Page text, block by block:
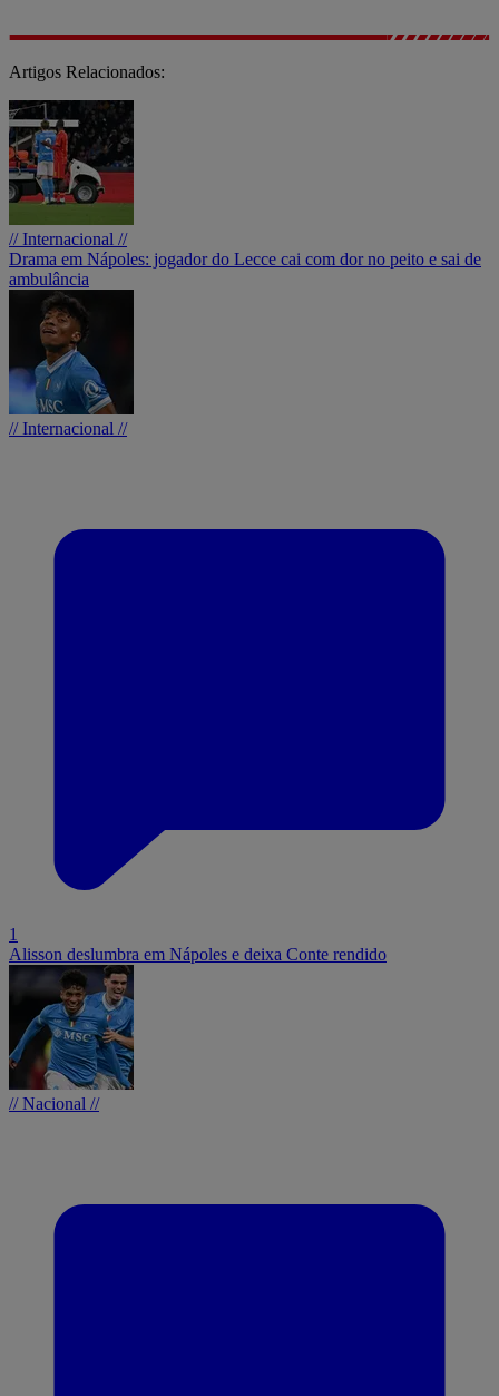
Artigos Relacionados:
// Internacional //
Drama em Nápoles: jogador do Lecce cai com dor no peito e sai de
ambulância
// Internacional //
1
Alisson deslumbra em Nápoles e deixa Conte rendido
// Nacional //